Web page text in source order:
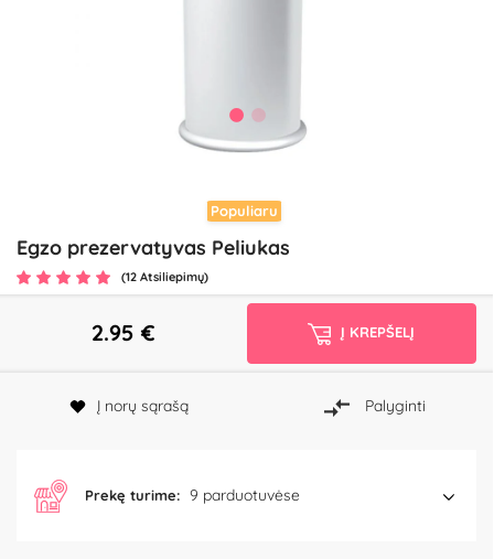
Populiaru
Egzo prezervatyvas Peliukas
(12 Atsiliepimų)
2.95 € Į KREPŠELĮ
Į norų sąrašą Palyginti
Prekę turime: 9 parduotuvėse